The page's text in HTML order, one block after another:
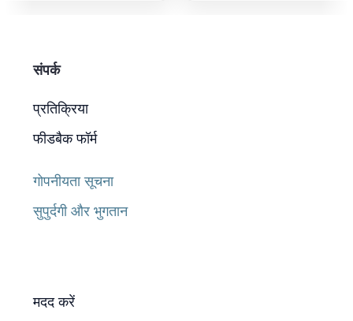
संपर्क
प्रतिक्रिया
फीडबैक फॉर्म
गोपनीयता सूचना
सुपुर्दगी और भुगतान
मदद करें